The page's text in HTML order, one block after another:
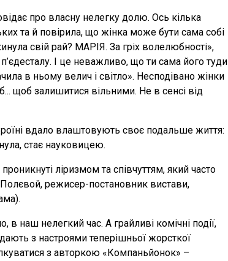
про власну нелегку долю. Ось кілька
та й повірила, що жінка може бути сама собі
свій рай? МАРІЯ. За гріх волелюбності»,
І це неважливо, що ти сама його туди
в ньому велич і світло». Несподівано жінки
щоб залишитися вільними. Не в сенсі від
вдало влаштовують своє подальше життя:
стає науковицею.
ліризмом та співчуттям, який часто
Полєвой, режисер-постановник вистави,
в наш нелегкий час. А грайливі комічні події,
з настроями теперішньої жорсткої
з авторкою «Компаньйонок» –